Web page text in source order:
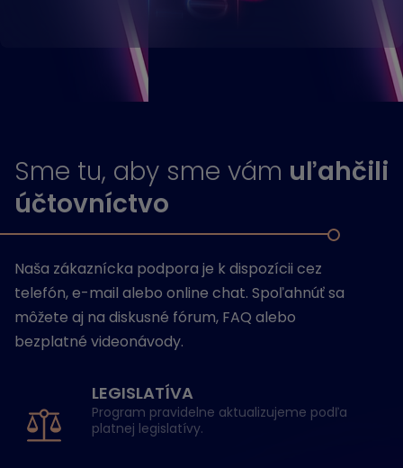
Sme tu, aby sme vám uľahčili
účtovníctvo
Naša zákaznícka podpora je k dispozícii cez
telefón, e-mail alebo online chat. Spoľahnúť sa
môžete aj na diskusné fórum, FAQ alebo
bezplatné videonávody.
LEGISLATÍVA
Program pravidelne aktualizujeme podľa
platnej legislatívy.